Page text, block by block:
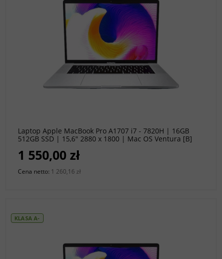
Laptop Apple MacBook Pro A1707 i7 - 7820H | 16GB
512GB SSD | 15,6" 2880 x 1800 | Mac OS Ventura [B]
1 550,00 zł
Cena netto: 1 260,16 zł
KLASA A-